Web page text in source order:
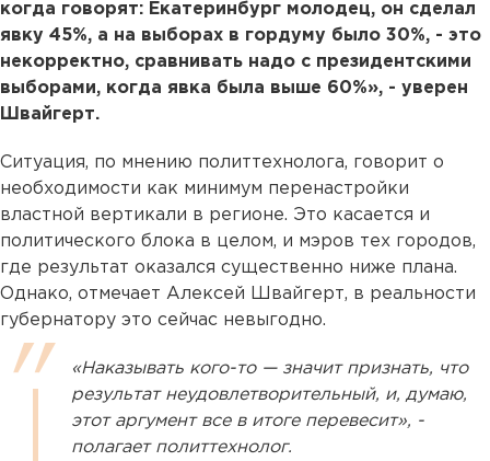
когда говорят: Екатеринбург молодец, он сделал
явку 45%, а на выборах в гордуму было 30%, - это
некорректно, сравнивать надо с президентскими
выборами, когда явка была выше 60%», - уверен
Швайгерт.
Ситуация, по мнению политтехнолога, говорит о
необходимости как минимум перенастройки
властной вертикали в регионе. Это касается и
политического блока в целом, и мэров тех городов,
где результат оказался существенно ниже плана.
Однако, отмечает Алексей Швайгерт, в реальности
губернатору это сейчас невыгодно.
«Наказывать кого-то — значит признать, что
результат неудовлетворительный, и, думаю,
этот аргумент все в итоге перевесит», -
полагает политтехнолог.